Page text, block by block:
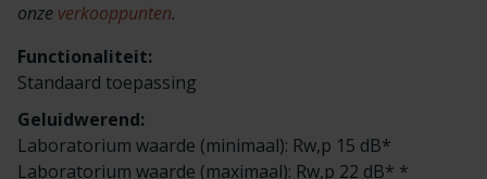
Hang- & sluitwerk
Diensten
Technische documentatie
Utiliteitsgebouw
Prefab woning
Projectontwikkelaar
Handelspartner
Geluidwerend
Rookwerend
Duurzaamheid
Inspiratie
Verkooppunten
Veelgestelde vragen
Duurzaamheid
GND Garantiedeuren
Werken bij Berkvens
onze verkooppunten.
Functionaliteit:
Standaard toepassing
Geluidwerend:
Laboratorium waarde (minimaal): Rw,p 15 dB*
Laboratorium waarde (maximaal): Rw,p 22 dB* *